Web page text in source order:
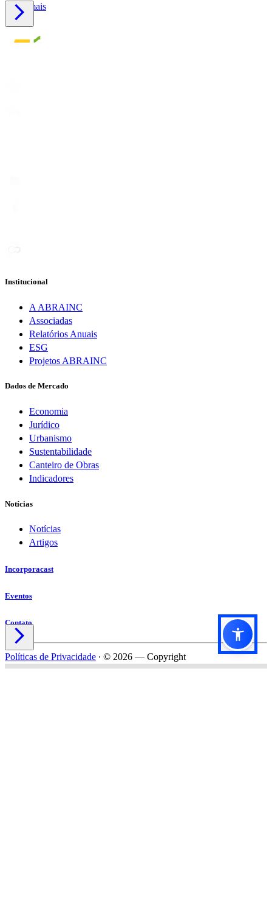
Saiba mais

Institucional
A ABRAINC
Associadas
Relatórios Anuais
ESG
Projetos ABRAINC
Dados de Mercado
Economia
Jurídico
Urbanismo
Sustentabilidade
Canteiro de Obras
Indicadores
Notícias
Notícias
Artigos
Incorporacast
Eventos
Contato

Políticas de Privacidade ∙ © 2026 — Copyright